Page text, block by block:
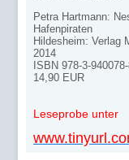
Petra Hartmann:
Hafenpiraten
Hildesheim: Verlag
2014
ISBN 978-3-
14,90 EUR
Leseprobe unter